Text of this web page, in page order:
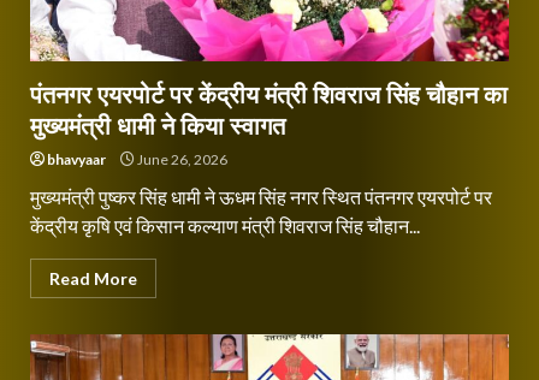
पंतनगर एयरपोर्ट पर केंद्रीय मंत्री शिवराज सिंह चौहान का
मुख्यमंत्री धामी ने किया स्वागत
bhavyaar June 26, 2026
मुख्यमंत्री पुष्कर सिंह धामी ने ऊधम सिंह नगर स्थित पंतनगर एयरपोर्ट पर
केंद्रीय कृषि एवं किसान कल्याण मंत्री शिवराज सिंह चौहान...
Read More